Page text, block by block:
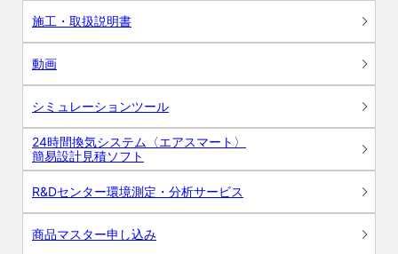
施工・取扱説明書
動画
シミュレーションツール
24時間換気システム〈エアスマート〉
簡易設計見積ソフト
R&Dセンター環境測定・分析サービス
商品マスター申し込み